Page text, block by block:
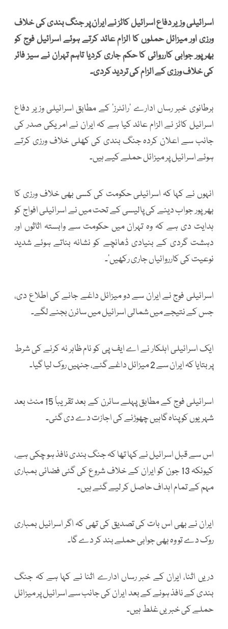
اسرائیلی وزیر دفاع اسرائیل کاٹز نے ایران پر جنگ بندی کی خلاف
ورزی اور میزائل حملوں کا الزام عائد کرتے ہوئے اسرائیل فوج کو
بھرپور جوابی کارروائی کا حکم جاری کردیا تاہم تہران نے سیز فائر
کی خلاف ورزی کے الزام کی تردید کردی۔
برطانوی خبر رساں ادارے ’رائٹرز‘ کے مطابق اسرائیلی وزیر دفاع
اسرائیل کاٹز نے الزام عائد کیا ہے کہ ایران نے امریکی صدر کی
جانب سے اعلان کردہ جنگ بندی کی کھلی خلاف ورزی کرتے
ہوئے اسرائیل پر میزائل حملے کیے ہیں۔
انہوں نے کہا کہ اسرائیلی حکومت کی کسی بھی خلاف ورزی کا
بھرپور جواب دینے کی پالیسی کے تحت میں نے اسرائیلی افواج کو
ہدایت دی ہے کہ وہ تہران میں حکومت سے وابستہ اثاثوں اور
دہشت گردی کے بنیادی ڈھانچے کو نشانہ بناتے ہوئے شدید
نوعیت کی کارروائیاں جاری رکھیں’۔
اسرائیلی فوج نے ایران سے دو میزائل داغے جانے کی اطلاع دی،
جس کے نتیجے میں شمالی اسرائیل میں سائرن بجنے لگے۔
ایک اسرائیلی اہلکار نے اے ایف پی کو نام ظاہر نہ کرنے کی شرط
پر بتایا کہ ایران سے 2 میزائل داغے گئے، جنہیں روک لیا گیا۔
اسرائیلی فوج کے مطابق پہلے سائرن کے بعد تقریباً 15 منٹ بعد
شہریوں کو پناہ گاہیں چھوڑنے کی اجازت دے دی گئی۔
اس سے قبل اسرائیل نے کہا تھا کہ جنگ بندی نافذ ہو چکی ہے،
کیونکہ 13 جون کو ایران کے خلاف شروع کی گئی فضائی بمباری
مہم کے تمام اہداف حاصل کر لیے گئے ہیں۔
ایران نے بھی اس بات کی تصدیق کی تھی کہ اگر اسرائیل بمباری
روک دے تو وہ بھی جوابی حملے بند کر دے گا۔
دریں اثنا، ایران کے خبر رساں ادارے اثنا نے کہا ہے کہ جنگ
بندی کے نافذ ہونے کے بعد ایران کی جانب سے اسرائیل پر میزائل
حملے کی خبریں غلط ہیں۔